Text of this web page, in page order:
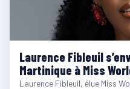
Laurence Fibleuil
Martinique à Miss
Laurence Fibleuil, élue Miss